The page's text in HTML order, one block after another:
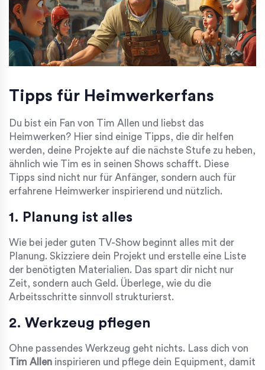
Tipps für Heimwerkerfans
Du bist ein Fan von Tim Allen und liebst das
Heimwerken? Hier sind einige Tipps, die dir helfen
werden, deine Projekte auf die nächste Stufe zu heben,
ähnlich wie Tim es in seinen Shows schafft. Diese
Tipps sind nicht nur für Anfänger, sondern auch für
erfahrene Heimwerker inspirierend und nützlich.
1. Planung ist alles
Wie bei jeder guten TV-Show beginnt alles mit der
Planung. Skizziere dein Projekt und erstelle eine Liste
der benötigten Materialien. Das spart dir nicht nur
Zeit, sondern auch Geld. Überlege, wie du die
Arbeitsschritte sinnvoll strukturierst.
2. Werkzeug pflegen
Ohne passendes Werkzeug geht nichts. Lass dich von
Tim Allen inspirieren und pflege dein Equipment, damit